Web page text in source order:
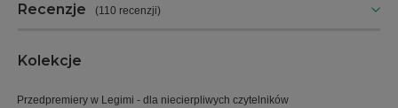
Recenzje (110 recenzji)
Kolekcje
Przedpremiery w Legimi - dla niecierpliwych czytelników